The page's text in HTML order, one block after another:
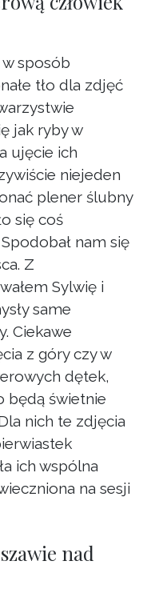
sposób
tło dla zdjęć
jak ryby w
ujęcie ich
niejeden
plener ślubny
się coś
nam się
Z
Sylwię i
same
Ciekawe
z góry czy w
dętek,
będą świetnie
nich te zdjęcia
ich wspólna
na sesji
nad